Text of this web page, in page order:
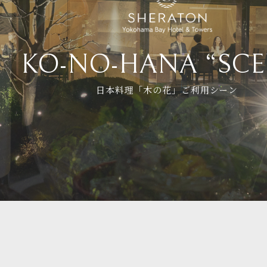
KO-NO-HANA
日本料理「木の花」ご利用シーン
フォトギャラリー アクセス
オンラインショップ
横浜ベイシェラトンホテル&タワーズ
〒220-8501 神奈川県横浜市西区北幸1丁目3-23
Google Map